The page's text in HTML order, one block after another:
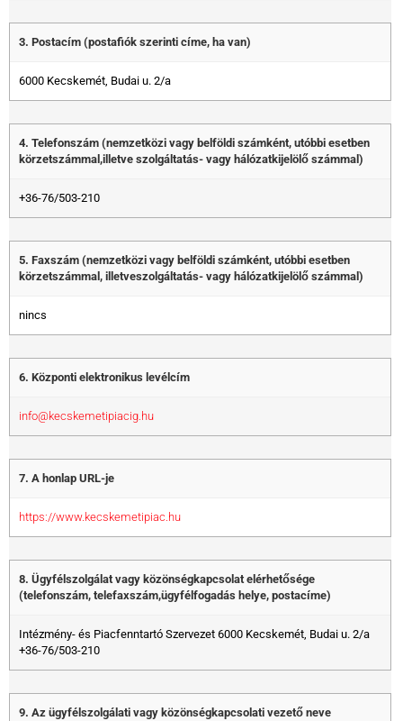
3. Postacím (postafiók szerinti címe, ha van)
6000 Kecskemét, Budai u. 2/a
4. Telefonszám (nemzetközi vagy belföldi számként, utóbbi esetben
körzetszámmal,illetve szolgáltatás- vagy hálózatkijelölő számmal)
+36-76/503-210
5. Faxszám (nemzetközi vagy belföldi számként, utóbbi esetben
körzetszámmal, illetveszolgáltatás- vagy hálózatkijelölő számmal)
nincs
6. Központi elektronikus levélcím
info@kecskemetipiacig.hu
7. A honlap URL-je
https://www.kecskemetipiac.hu
8. Ügyfélszolgálat vagy közönségkapcsolat elérhetősége
(telefonszám, telefaxszám,ügyfélfogadás helye, postacíme)
Intézmény- és Piacfenntartó Szervezet 6000 Kecskemét, Budai u. 2/a
+36-76/503-210
9. Az ügyfélszolgálati vagy közönségkapcsolati vezető neve